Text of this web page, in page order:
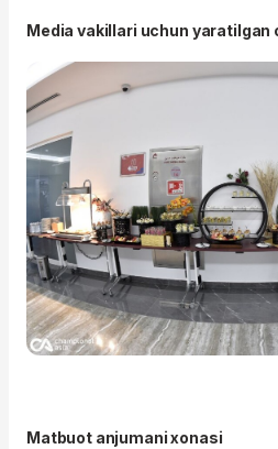
Media vakillari uchun yaratilgan
Matbuot anjumani xonasi